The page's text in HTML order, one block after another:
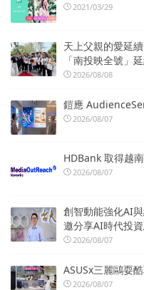
2021/03/29
天上父親的愛延
「南投映全號」
2026/08/08
鎧應
2026/08/07
HDBank 取得越
2026/08/07
創智動能強化AI
邀分享AI時代投
2026/08/07
ASUSx三麗鷗耍
2026/08/07